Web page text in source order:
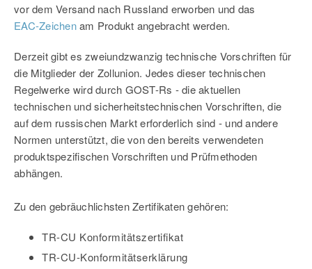
vor dem Versand nach Russland erworben und das
EAC-Zeichenam Produkt angebracht werden.
Derzeit gibt es zweiundzwanzig technische Vorschriften für
die Mitglieder der Zollunion. Jedes dieser technischen
Regelwerke wird durch GOST-Rs - die aktuellen
technischen und sicherheitstechnischen Vorschriften, die
auf dem russischen Markt erforderlich sind - und andere
Normen unterstützt, die von den bereits verwendeten
produktspezifischen Vorschriften und Prüfmethoden
abhängen.
Zu den gebräuchlichsten Zertifikaten gehören:
TR-CU Konformitätszertifikat
TR-CU-Konformitätserklärung